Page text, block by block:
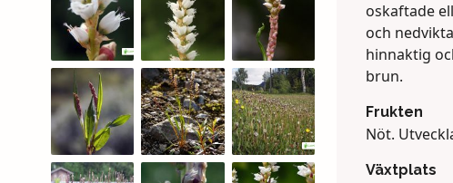
oskaftade
och
hinnaktig
brun.
Frukten
Nöt.
Växtplats